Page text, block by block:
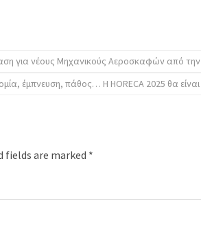
για νέους Μηχανικούς Αεροσκαφών από την
έμπνευση, πάθος… H HORECA 2025 θα είναι
fields are marked *